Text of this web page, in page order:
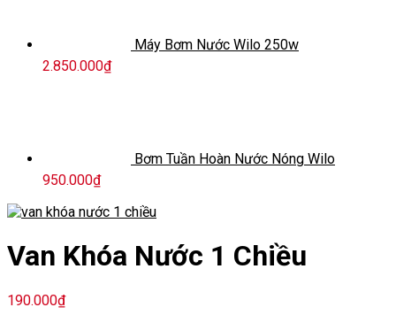
Máy Bơm Nước Wilo 250w
2.850.000₫
Bơm Tuần Hoàn Nước Nóng Wilo
950.000₫
Van Khóa Nước 1 Chiều
190.000₫